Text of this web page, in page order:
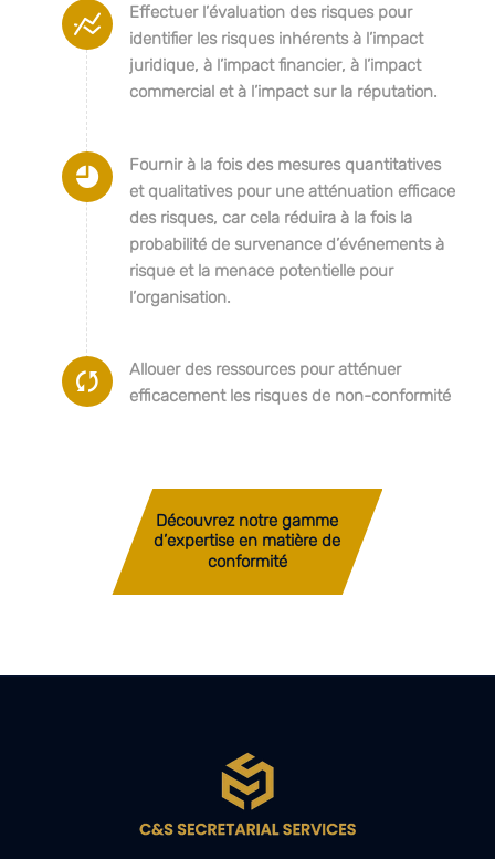
Effectuer l’évaluation des risques pour
identifier les risques inhérents à l’impact
juridique, à l’impact financier, à l’impact
commercial et à l’impact sur la réputation.
Fournir à la fois des mesures quantitatives
et qualitatives pour une atténuation efficace
des risques, car cela réduira à la fois la
probabilité de survenance d’événements à
risque et la menace potentielle pour
l’organisation.
Allouer des ressources pour atténuer
efficacement les risques de non-conformité
Découvrez notre gamme
d’expertise en matière de
conformité